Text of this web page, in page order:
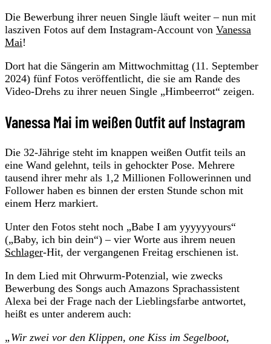
Die Bewerbung ihrer neuen Single läuft weiter – nun mit
lasziven Fotos auf dem Instagram-Account von Vanessa
Mai!
Dort hat die Sängerin am Mittwochmittag (11. September
2024) fünf Fotos veröffentlicht, die sie am Rande des
Video-Drehs zu ihrer neuen Single „Himbeerrot“ zeigen.
Vanessa Mai im weißen Outfit auf Instagram
Die 32-Jährige steht im knappen weißen Outfit teils an
eine Wand gelehnt, teils in gehockter Pose. Mehrere
tausend ihrer mehr als 1,2 Millionen Followerinnen und
Follower haben es binnen der ersten Stunde schon mit
einem Herz markiert.
Unter den Fotos steht noch „Babe I am yyyyyyours“
(„Baby, ich bin dein“) – vier Worte aus ihrem neuen
Schlager-Hit, der vergangenen Freitag erschienen ist.
In dem Lied mit Ohrwurm-Potenzial, wie zwecks
Bewerbung des Songs auch Amazons Sprachassistent
Alexa bei der Frage nach der Lieblingsfarbe antwortet,
heißt es unter anderem auch:
„Wir zwei vor den Klippen, one Kiss im Segelboot,